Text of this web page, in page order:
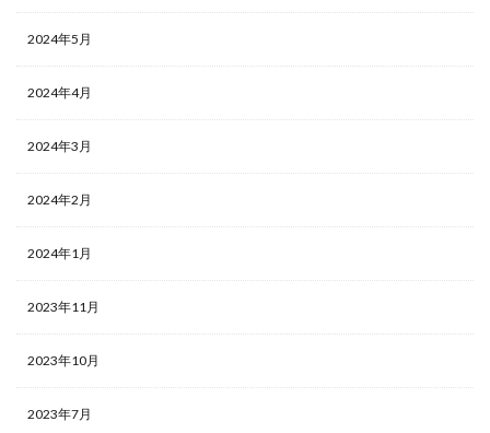
2024年5月
2024年4月
2024年3月
2024年2月
2024年1月
2023年11月
2023年10月
2023年7月